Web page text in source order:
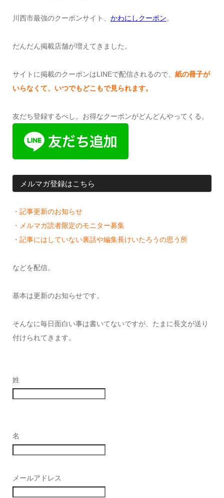
川西市最強のクーポンサイト、 かわにしクーポン。
だんだん掲載店舗が増えてきました。
サイトに掲載のクーポンはLINEで配信されるので、 紙の冊子が
いらなくて、いつでもどこもで見られます。
友だち登録するべし。お得なクーポンがどんどんやってくる。
メルマガ登録はこちら
・記事更新のお知らせ
・メルマガ読者限定のモニター募集
・記事にはしていない裏話や編集長けいたろうの思う所
などを配信。
基本は更新のお知らせです。
そんなに毎日面白い事は書いてないですが、たまに長文が送り
付けられてきます。
姓
名
メールアドレス